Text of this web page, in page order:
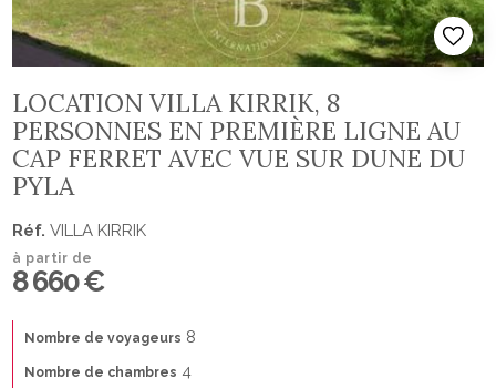
LOCATION VILLA KIRRIK, 8
PERSONNES EN PREMIÈRE LIGNE AU
CAP FERRET AVEC VUE SUR DUNE DU
PYLA
Réf.VILLA KIRRIK
à partir de
8 660 €
Nombre de voyageurs 8
Nombre de chambres 4